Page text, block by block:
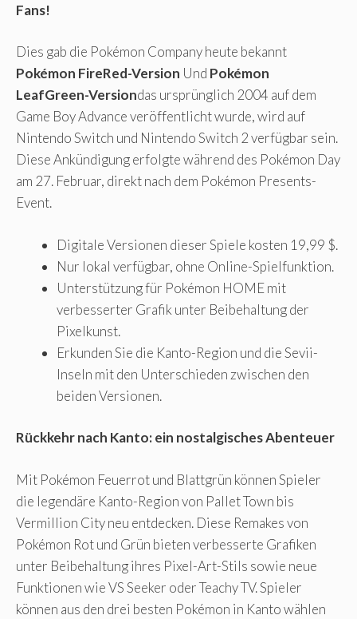
Fans!
Dies gab die Pokémon Company heute bekannt
Pokémon FireRed-Version Und Pokémon
LeafGreen-Versiondas ursprünglich 2004 auf dem
Game Boy Advance veröffentlicht wurde, wird auf
Nintendo Switch und Nintendo Switch 2 verfügbar sein.
Diese Ankündigung erfolgte während des Pokémon Day
am 27. Februar, direkt nach dem Pokémon Presents-
Event.
Digitale Versionen dieser Spiele kosten 19,99 $.
Nur lokal verfügbar, ohne Online-Spielfunktion.
Unterstützung für Pokémon HOME mit
verbesserter Grafik unter Beibehaltung der
Pixelkunst.
Erkunden Sie die Kanto-Region und die Sevii-
Inseln mit den Unterschieden zwischen den
beiden Versionen.
Rückkehr nach Kanto: ein nostalgisches Abenteuer
Mit Pokémon Feuerrot und Blattgrün können Spieler
die legendäre Kanto-Region von Pallet Town bis
Vermillion City neu entdecken. Diese Remakes von
Pokémon Rot und Grün bieten verbesserte Grafiken
unter Beibehaltung ihres Pixel-Art-Stils sowie neue
Funktionen wie VS Seeker oder Teachy TV. Spieler
können aus den drei besten Pokémon in Kanto wählen